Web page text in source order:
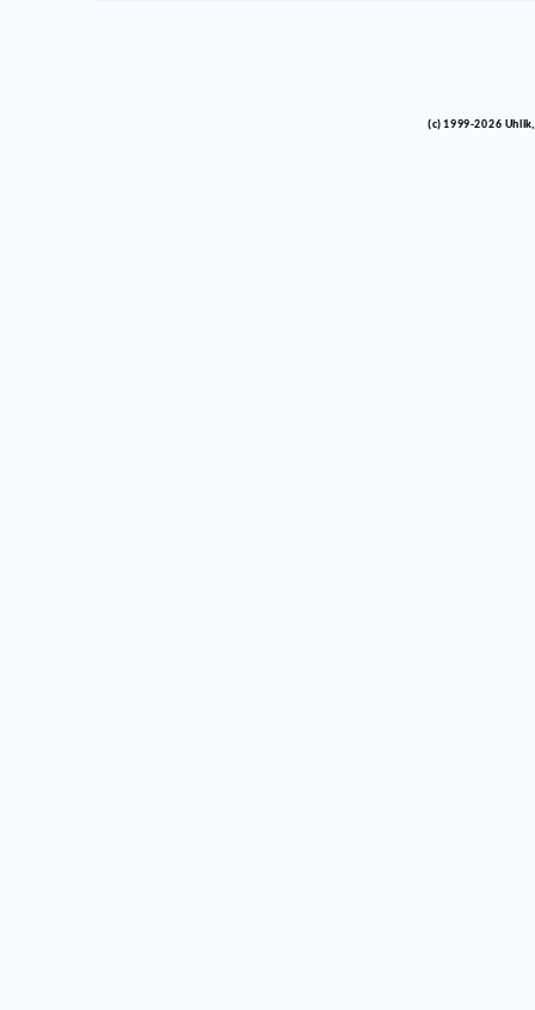
(c) 1999-2026 Uhlik,